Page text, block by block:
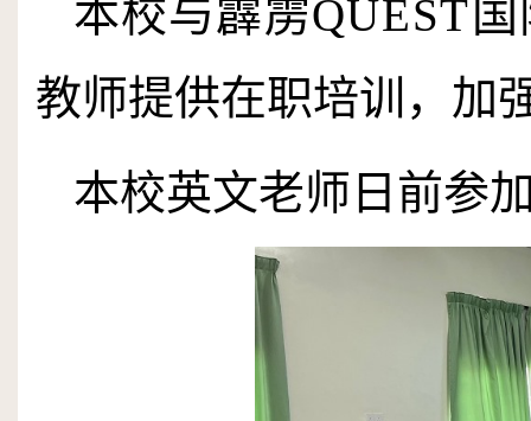
本校与霹雳QUEST
教师提供在职培训，加
本校英文老师日前参